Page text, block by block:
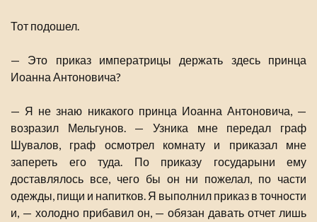
Тот подошел.
— Это приказ императрицы держать здесь принца
Иоанна Антоновича?
— Я не знаю никакого принца Иоанна Антоновича, —
возразил Мельгунов. — Узника мне передал граф
Шувалов, граф осмотрел комнату и приказал мне
запереть его туда. По приказу государыни ему
доставлялось все, чего бы он ни пожелал, по части
одежды, пищи и напитков. Я выполнил приказ в точности
и, — холодно прибавил он, — обязан давать отчет лишь